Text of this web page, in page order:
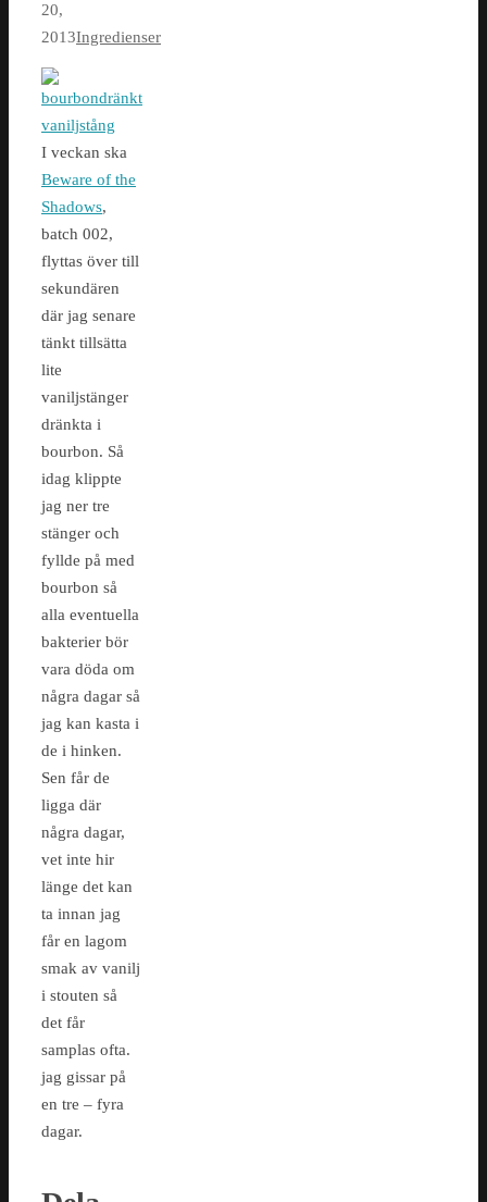
20,
2013Ingredienser
I veckan ska
Beware of the
Shadows,
batch 002,
flyttas över till
sekundären
där jag senare
tänkt tillsätta
lite
vaniljstänger
dränkta i
bourbon. Så
idag klippte
jag ner tre
stänger och
fyllde på med
bourbon så
alla eventuella
bakterier bör
vara döda om
några dagar så
jag kan kasta i
de i hinken.
Sen får de
ligga där
några dagar,
vet inte hir
länge det kan
ta innan jag
får en lagom
smak av vanilj
i stouten så
det får
samplas ofta.
jag gissar på
en tre – fyra
dagar.